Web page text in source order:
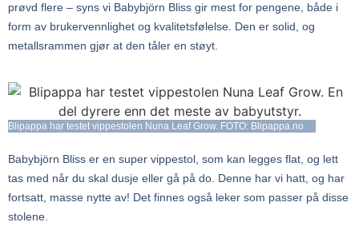
prøvd flere – syns vi Babybjörn Bliss gir mest for pengene, både i
form av brukervennlighet og kvalitetsfølelse. Den er solid, og
metallsrammen gjør at den tåler en støyt.
Blipappa har testet vippestolen Nuna Leaf Grow. FOTO: Blipappa.no
Babybjörn Bliss er en super vippestol, som kan legges flat, og lett
tas med når du skal dusje eller gå på do. Denne har vi hatt, og har
fortsatt, masse nytte av! Det finnes også leker som passer på disse
stolene.